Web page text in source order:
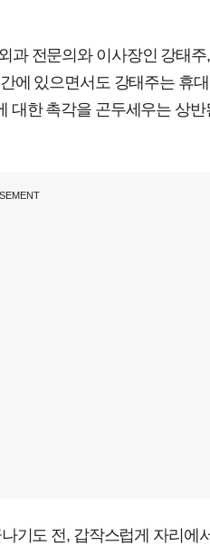
과 전문의와 이사장인 강태주
에 있으면서도 강태주는 휴
대한 촉각을 곤두세우는 상반
기도 전, 갑작스럽게 자리에